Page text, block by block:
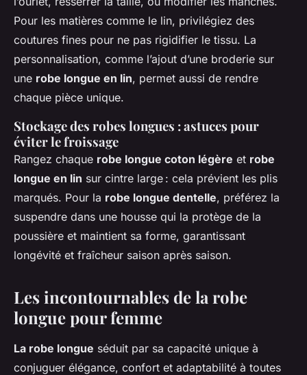
Pour les matières comme le lin, privilégiez des
coutures fines pour ne pas rigidifier le tissu. La
personnalisation, comme l’ajout d’une broderie sur
une robe longue en lin, permet aussi de rendre
chaque pièce unique.
Stockage des robes longues : astuces pour
éviter le froissage
Rangez chaque robe longue coton légère et robe
longue en lin sur cintre large : cela prévient les plis
marqués. Pour la robe longue dentelle, préférez la
suspendre dans une housse qui la protège de la
poussière et maintient sa forme, garantissant
longévité et fraîcheur saison après saison.
Les incontournables de la robe
longue pour femme
La robe longue séduit par sa capacité unique à
conjuguer élégance, confort et adaptabilité à toutes